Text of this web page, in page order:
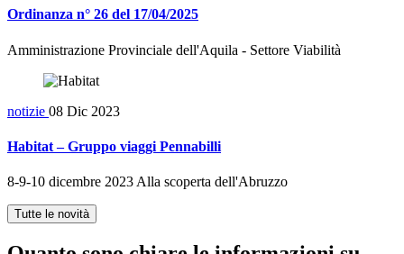
Ordinanza n° 26 del 17/04/2025
Amministrazione Provinciale dell'Aquila - Settore Viabilità
notizie 08 Dic 2023
Habitat – Gruppo viaggi Pennabilli
8-9-10 dicembre 2023 Alla scoperta dell'Abruzzo
Tutte le novità